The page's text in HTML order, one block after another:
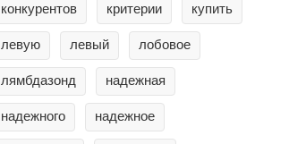
конкурентов критерии купить
левую левый лобовое
лямбдазонд надежная
надежного надежное